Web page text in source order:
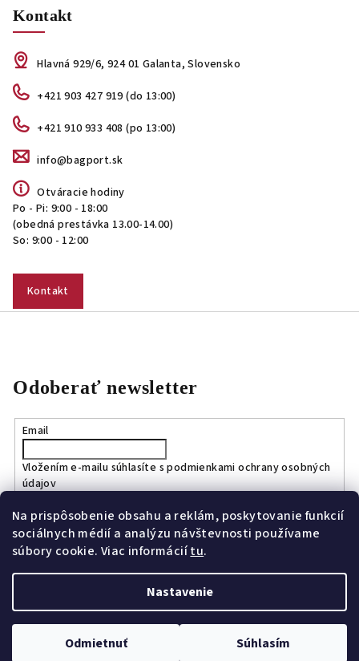
Na prispôsobenie obsahu a reklám, poskytovanie funkcií
sociálnych médií a analýzu návštevnosti používame
súbory cookie. Viac informáciítu.
Nastavenie
Odmietnuť Súhlasím
Kontakt
Hlavná 929/6, 924 01 Galanta, Slovensko
+421 903 427 919 (do 13:00)
+421 910 933 408 (po 13:00)
info@bagport.sk
Otváracie hodiny
Po - Pi: 9:00 - 18:00
(obedná prestávka 13.00-14.00)
So: 9:00 - 12:00
Kontakt
Odoberať newsletter
Email
Vložením e-mailu súhlasíte spodmienkami ochrany osobných
údajov
Prihlásiť sa
Copyright 2026Bagport.sk. Všetky práva vyhradené.Upraviť
nastavenie cookies